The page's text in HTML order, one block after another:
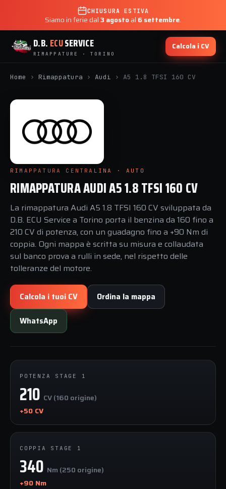
CHIUSURA ESTIVA
Siamo in ferie dal3 agostoal 6 settembre.
D.B. ECUSERVICE
RIMAPPATURE · TORINO
Calcola i CV
Home › Rimappatura › Audi › A5 1.8 TFSI 160 CV
RIMAPPATURA CENTRALINA · AUTO
RIMAPPATURA AUDI A5 1.8 TFSI 160 CV
La rimappatura Audi A5 1.8 TFSI 160 CV sviluppata da
D.B. ECU Service a Torino porta il benzina da 160 fino a
210 CV di potenza, con un guadagno fino a +90 Nm di
coppia. Ogni mappa è scritta su misura e collaudata
sul banco prova a rulli in sede, nel rispetto delle
tolleranze del motore.
Calcola i tuoi CV Ordina la mappa
WhatsApp
POTENZA STAGE 1
210 CV (160 origine)
+50 CV
COPPIA STAGE 1
340 Nm (250 origine)
+90 Nm